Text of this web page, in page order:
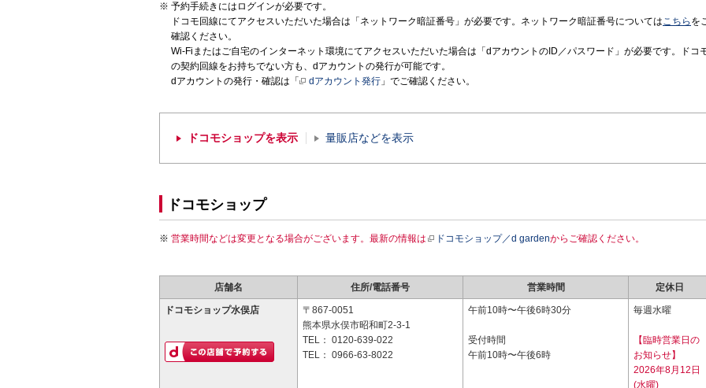
予約手続きにはログインが必要です。
ドコモ回線にてアクセスいただいた場合は「ネットワーク暗証番号」が必要です。ネットワーク暗証番号についてはこちら を
確認ください。
Wi-Fiまたはご自宅のインターネット環境にてアクセスいただいた場合は「dアカウントのID／パスワード」が必要です。ドコ
の契約回線をお持ちでない方も、dアカウントの発行が可能です。
dアカウントの発行・確認は「
dアカウント発行 」でご確認ください。
ドコモショップを表示 量販店などを表示
ドコモショップ
営業時間などは変更となる場合がございます。最新の情報は ドコモショップ／d gardenからご確認ください。
店舗名 住所/電話番号 営業時間 定休日
ドコモショップ水俣店
〒867-0051
熊本県水俣市昭和町2-3-1
TEL： 0120-639-022
TEL： 0966-63-8022
午前10時〜午後6時30分
受付時間
午前10時〜午後6時
毎週水曜
【臨時営業日の
お知らせ】
2026年8月12日
(水曜)